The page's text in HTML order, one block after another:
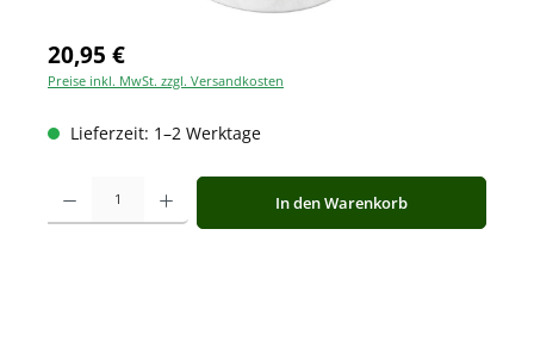
20,95 €
Preise inkl. MwSt. zzgl. Versandkosten
Lieferzeit: 1–2 Werktage
Produkt Anzahl: Gib den gewünschten Wert ein oder benutze die
In den Warenkorb